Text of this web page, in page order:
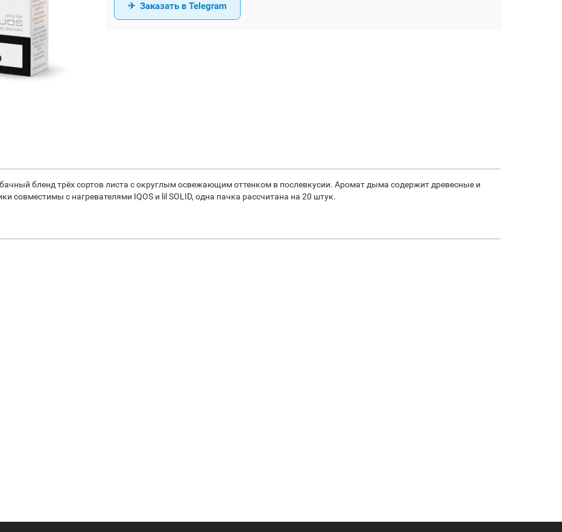
Заказать в Telegram
бленд трёх сортов листа с округлым освежающим оттенком в послевкусии. Аромат дыма содержит древесные и
совместимы с нагревателями IQOS и lil SOLID, одна пачка рассчитана на 20 штук.